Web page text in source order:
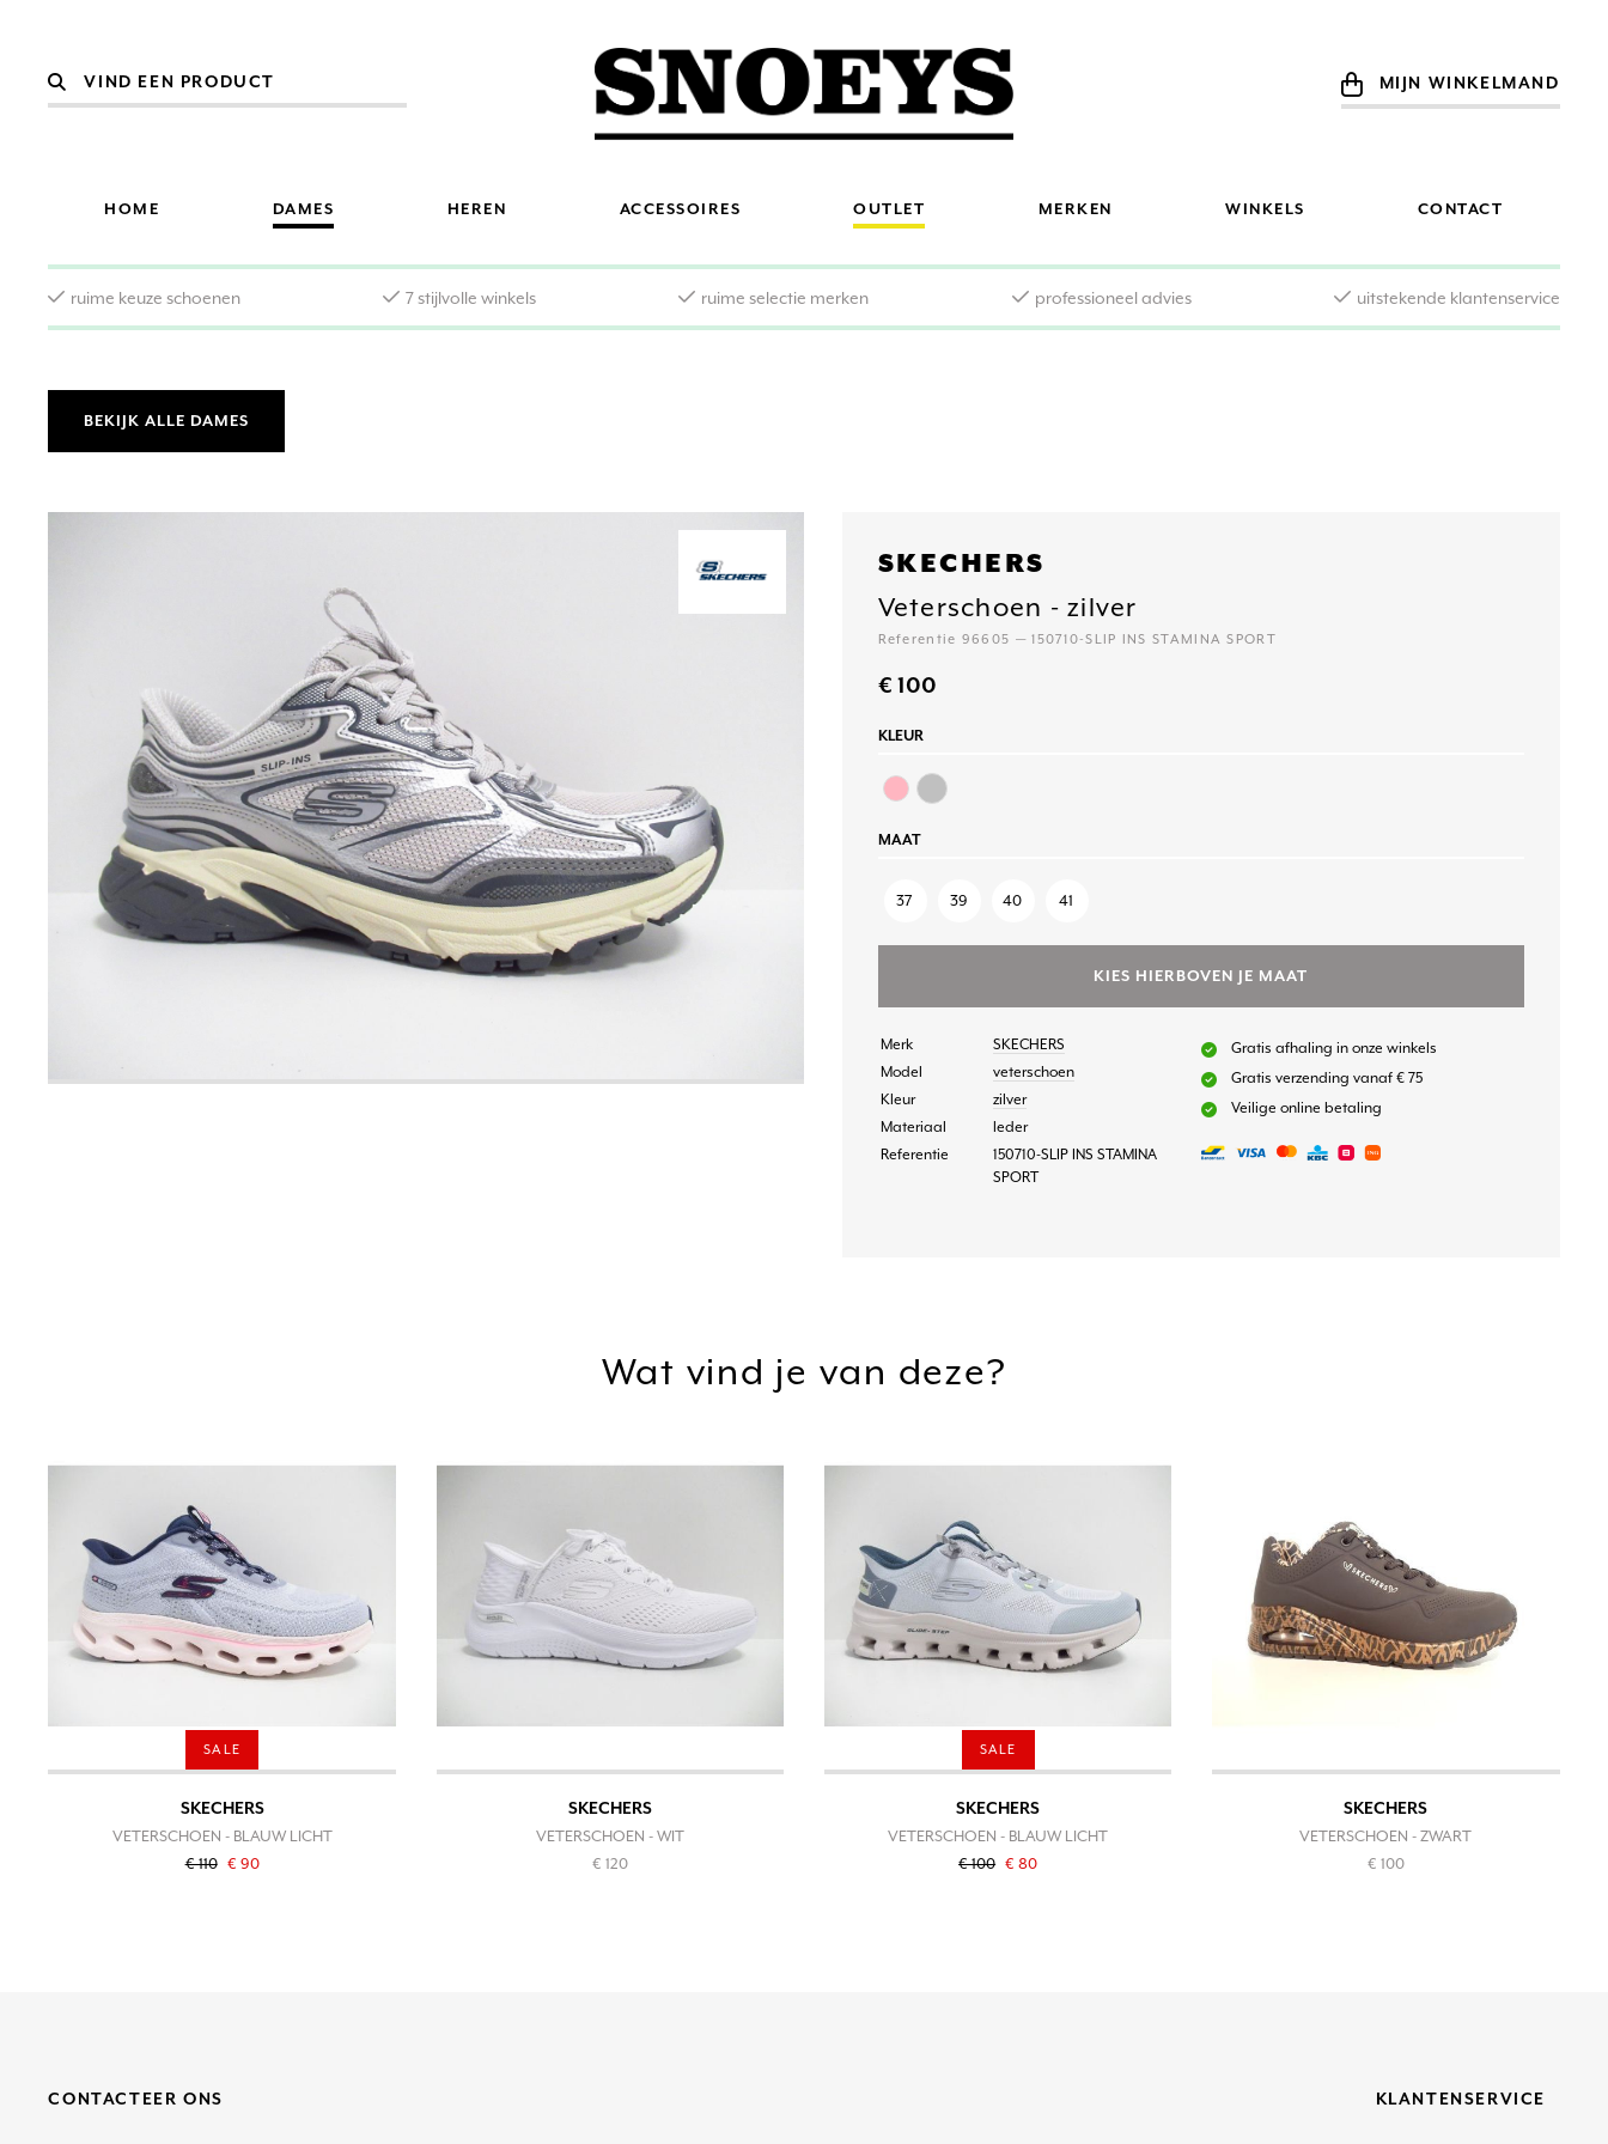
MIJN WINKELMAND
HOME DAMES HEREN ACCESSOIRES OUTLET MERKEN WINKELS CONTACT
ruime keuze schoenen 7 stijlvolle winkels ruime selectie merken professioneel advies uitstekende klantenservice
BEKIJK ALLE DAMES
SKECHERS
Veterschoen - zilver
Referentie 96605 — 150710-SLIP INS STAMINA SPORT
€ 100
KLEUR
MAAT
37 39 40 41
KIES HIERBOVEN JE MAAT
Merk
SKECHERS
Model
veterschoen
Kleur
zilver
Materiaal
leder
Referentie
150710-SLIP INS STAMINA
SPORT
Gratis afhaling in onze winkels
Gratis verzending vanaf € 75
Veilige online betaling
Wat vind je van deze?
SALE
SKECHERS
VETERSCHOEN - BLAUW LICHT
€ 110 € 90
SKECHERS
VETERSCHOEN - WIT
€ 120
SALE
SKECHERS
VETERSCHOEN - BLAUW LICHT
€ 100 € 80
SKECHERS
VETERSCHOEN - ZWART
€ 100
CONTACTEER ONS KLANTENSERVICE